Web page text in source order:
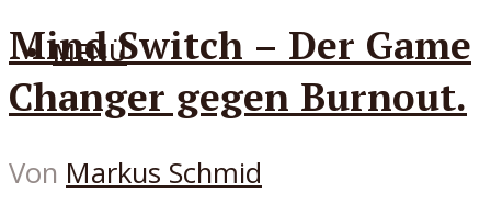
MENÜ
Mind Switch – Der Game
Changer gegen Burnout.
Von Markus Schmid